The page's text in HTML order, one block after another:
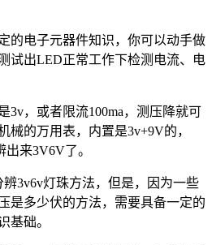
的电子元器件知识，你可以动手做
试出LED正常工作下检测电流、电
3v，或者限流100ma，测压降就可
械的万用表，内置是3v+9V的，
来3V6V了。
3v6v灯珠方法，但是，因为一些
是多少伏的方法，需要具备一定的
基础。